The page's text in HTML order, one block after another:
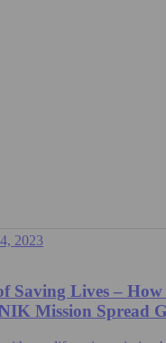
2023
Saving Lives – How
Mission Spread